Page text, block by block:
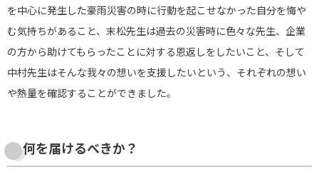
を中心に発生した豪雨災害の時に行動を起こせなかった自分を悔や
む気持ちがあること、末松先生は過去の災害時に色々な先生、企業
の方から助けてもらったことに対する恩返しをしたいこと、そして
中村先生はそんな我々の想いを支援したいという、それぞれの想い
や熱量を確認することができました。
何を届けるべきか？